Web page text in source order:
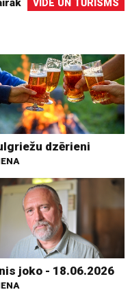
VIDE UN TŪRISMS
dzērieni
joko - 18.06.2026